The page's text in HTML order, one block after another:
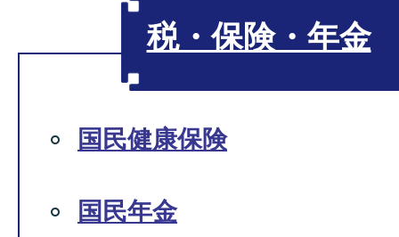
税・保険・年金
国民健康保険
国民年金